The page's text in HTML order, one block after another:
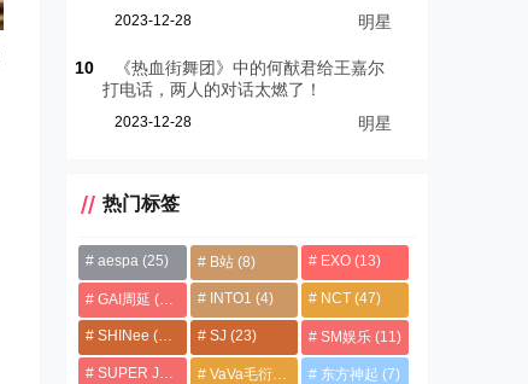
2023-12-28 明星
10
《热血街舞团》中的何猷君给王嘉尔
打电话，两人的对话太燃了！
2023-12-28 明星
热门标签
aespa (25) B站(8) EXO(13)
GAI周延 (21) INTO1 (4) NCT(47)
SHINee (13) SJ (23) SM娱乐(11)
SUPER JUNIOR (4)
VaVa毛衍七 东方神起 (7)